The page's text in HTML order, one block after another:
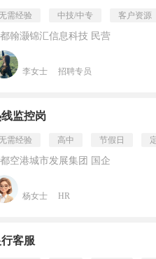
需经验 中技/中专 客户资源
翰灏锦汇信息科技 民营
李女士 招聘专员
监控岗
需经验 高中 节假日
空港城市发展集团 国企
杨女士 HR
客服